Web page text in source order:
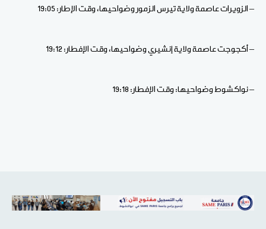
– الزويرات عاصمة ولاية تيرس الزمور وضواحيها، وقت الإطار: 19:05
– أكجوجت عاصمة ولاية إنشيري وضواحيها، وقت الإفطار: 19:12
– نواكشوط وضواحيها: وقت الإفطار: 19:18